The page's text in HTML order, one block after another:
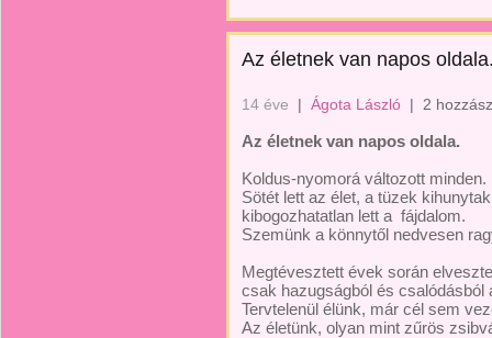
Az életnek van napos
14 éve | Ágota László | 2
Az életnek van napos oldala.
Koldus-nyomorá változott minden.
Sötét lett az élet, a tüzek kihunytak
kibogozhatatlan lett a fájdalom.
Szemünk a könnytől nedvesen
Megtévesztett évek során
csak hazugságból és csalódásból
Tervtelenül élünk, már cél sem
Az életünk, olyan mint zűrös